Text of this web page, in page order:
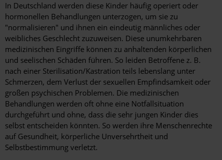
In Deutschland werden diese Kinder häufig operiert oder
hormonellen Behandlungen unterzogen, um sie zu
"normalisieren" und ihnen ein eindeutig männliches oder
weibliches Geschlecht zuzuweisen. Diese unumkehrbaren
medizinischen Eingriffe können zu anhaltenden körperlichen
und seelischen Schäden führen. So leiden Betroffene z. B.
nach einer Sterilisation/Kastration teils lebenslang unter
Schmerzen, dem Verlust der sexuellen Empfindsamkeit oder
großen psychischen Problemen. Die medizinischen
Behandlungen werden oft ohne eine Notfallsituation
durchgeführt und ohne, dass die sehr jungen Kinder dies
selbst entscheiden könnten. So werden ihre Menschenrechte
auf Gesundheit, körperliche Unversehrtheit und
Selbstbestimmung verletzt.